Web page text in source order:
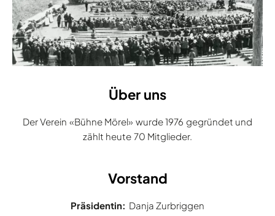
Über uns
Der Verein «Bühne Mörel» wurde 1976 gegründet und
zählt heute 70 Mitglieder.
Vorstand
Präsidentin: Danja Zurbriggen